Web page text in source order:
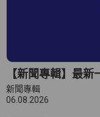
【新聞專輯】最新
新聞專輯
06.08.2026